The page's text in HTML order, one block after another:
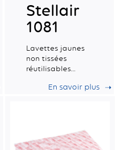
Stellair
1081
Lavettes jaunes
non tissées
réutilisables
En savoir plus